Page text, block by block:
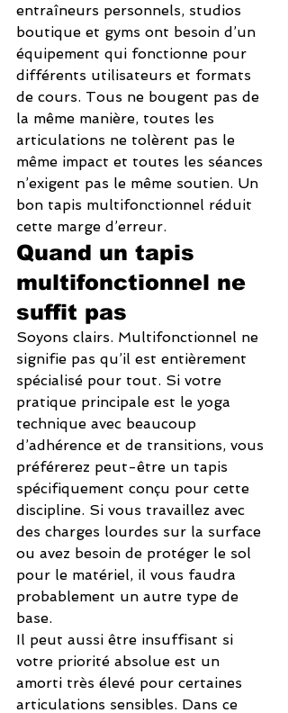
entraîneurs personnels, studios
boutique et gyms ont besoin d’un
équipement qui fonctionne pour
différents utilisateurs et formats
de cours. Tous ne bougent pas de
la même manière, toutes les
articulations ne tolèrent pas le
même impact et toutes les séances
n’exigent pas le même soutien. Un
bon tapis multifonctionnel réduit
cette marge d’erreur.
Quand un tapis
multifonctionnel ne
suffit pas
Soyons clairs. Multifonctionnel ne
signifie pas qu’il est entièrement
spécialisé pour tout. Si votre
pratique principale est le yoga
technique avec beaucoup
d’adhérence et de transitions, vous
préférerez peut-être un tapis
spécifiquement conçu pour cette
discipline. Si vous travaillez avec
des charges lourdes sur la surface
ou avez besoin de protéger le sol
pour le matériel, il vous faudra
probablement un autre type de
base.
Il peut aussi être insuffisant si
votre priorité absolue est un
amorti très élevé pour certaines
articulations sensibles. Dans ce